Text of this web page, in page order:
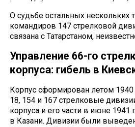
О судьбе остальных нескольких
командиров 147 стрелковой
связана с Татарстаном,
Управление 66-го
корпуса: гибель в
Корпус сформирован летом
18, 154 и 167 стрелковые
корпуса и его части в июне 1941
в Казани. Дивизии были